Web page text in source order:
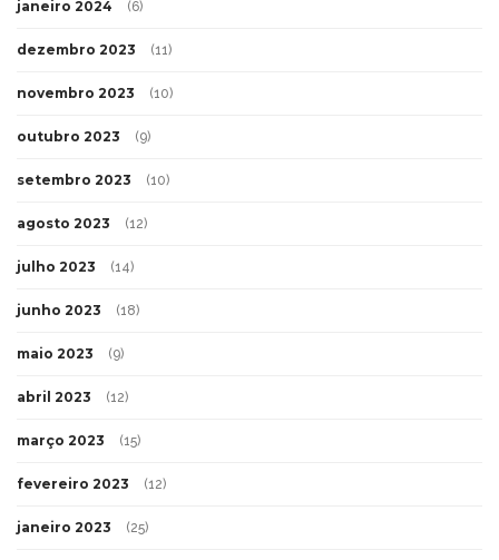
janeiro 2024 (6)
dezembro 2023 (11)
novembro 2023 (10)
outubro 2023 (9)
setembro 2023 (10)
agosto 2023 (12)
julho 2023 (14)
junho 2023 (18)
maio 2023 (9)
abril 2023 (12)
março 2023 (15)
fevereiro 2023 (12)
janeiro 2023 (25)